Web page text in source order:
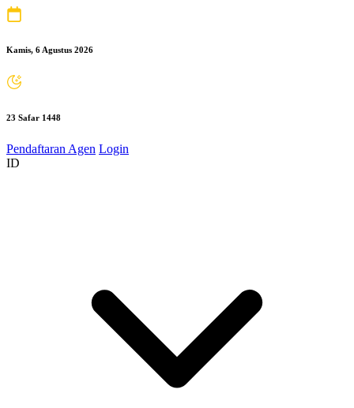
Kamis, 6 Agustus 2026
23 Safar 1448
Pendaftaran Agen Login
ID